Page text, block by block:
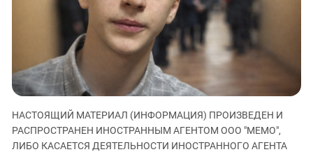
ЗАСТАВЛЯЕТ
КАВКАЗ ЗА ПАЛЕСТИНУ
ИНАКОМЫСЛИЕ В ЧЕЧНЕ
ПРЕСЛЕДОВАНИЕ АКТИВИСТОВ
МОБИЛИЗАЦИЯ И ПРОТЕСТЫ
Кабардино-Балкария
Калмыкия
Карачаево-Черкесия
Краснодарский край
Нагорный Карабах
НАСТОЯЩИЙ МАТЕРИАЛ (ИНФОРМАЦИЯ) ПРОИЗВЕДЕН И
РАСПРОСТРАНЕН ИНОСТРАННЫМ АГЕНТОМ ООО "МЕМО",
ЛИБО КАСАЕТСЯ ДЕЯТЕЛЬНОСТИ ИНОСТРАННОГО АГЕНТА